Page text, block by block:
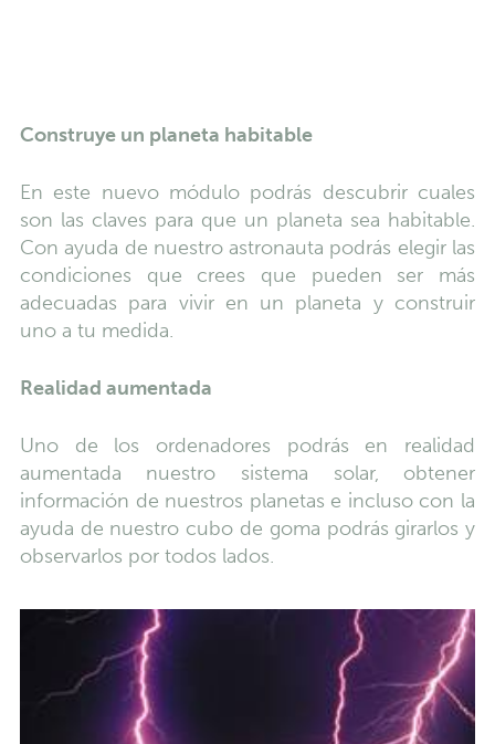
Construye un planeta habitable
En este nuevo módulo podrás descubrir cuales
son las claves para que un planeta sea habitable.
Con ayuda de nuestro astronauta podrás elegir las
condiciones que crees que pueden ser más
adecuadas para vivir en un planeta y construir
uno a tu medida.
Realidad aumentada
Uno de los ordenadores podrás en realidad
aumentada nuestro sistema solar, obtener
información de nuestros planetas e incluso con la
ayuda de nuestro cubo de goma podrás girarlos y
observarlos por todos lados.